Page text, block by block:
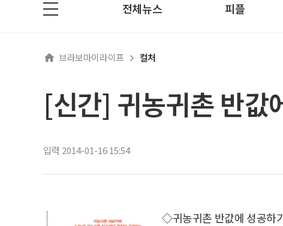
전체뉴스 피플
브라보마이라이프 컬처
[신간] 귀농귀촌 반값
입력 2014-01-16 15:54
◇귀농귀촌 반값에 성공하